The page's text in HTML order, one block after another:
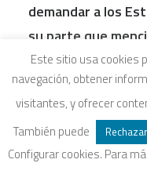
demandar a los
su parte que
catastróficas de
especialmente en
climática. ¿Qué
Estados para
avanzado algo en
Este sitio usa cookies
navegación, obtener
visitantes, y ofrecer
También puede
Rechazar
Configurar cookies. Para